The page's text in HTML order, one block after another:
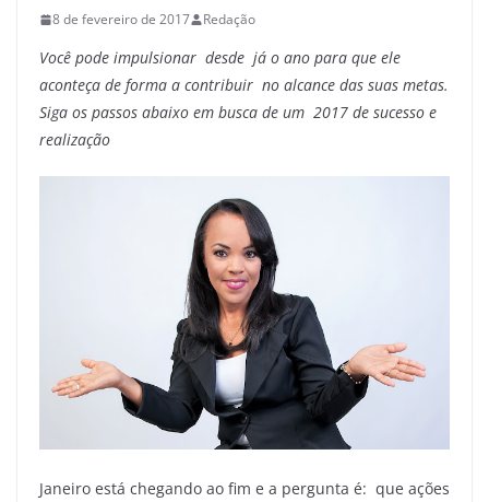
8 de fevereiro de 2017 Redação
Você pode impulsionar desde já o ano para que ele
aconteça de forma a contribuir no alcance das suas metas.
Siga os passos abaixo em busca de um 2017 de sucesso e
realização
Janeiro está chegando ao fim e a pergunta é: que ações